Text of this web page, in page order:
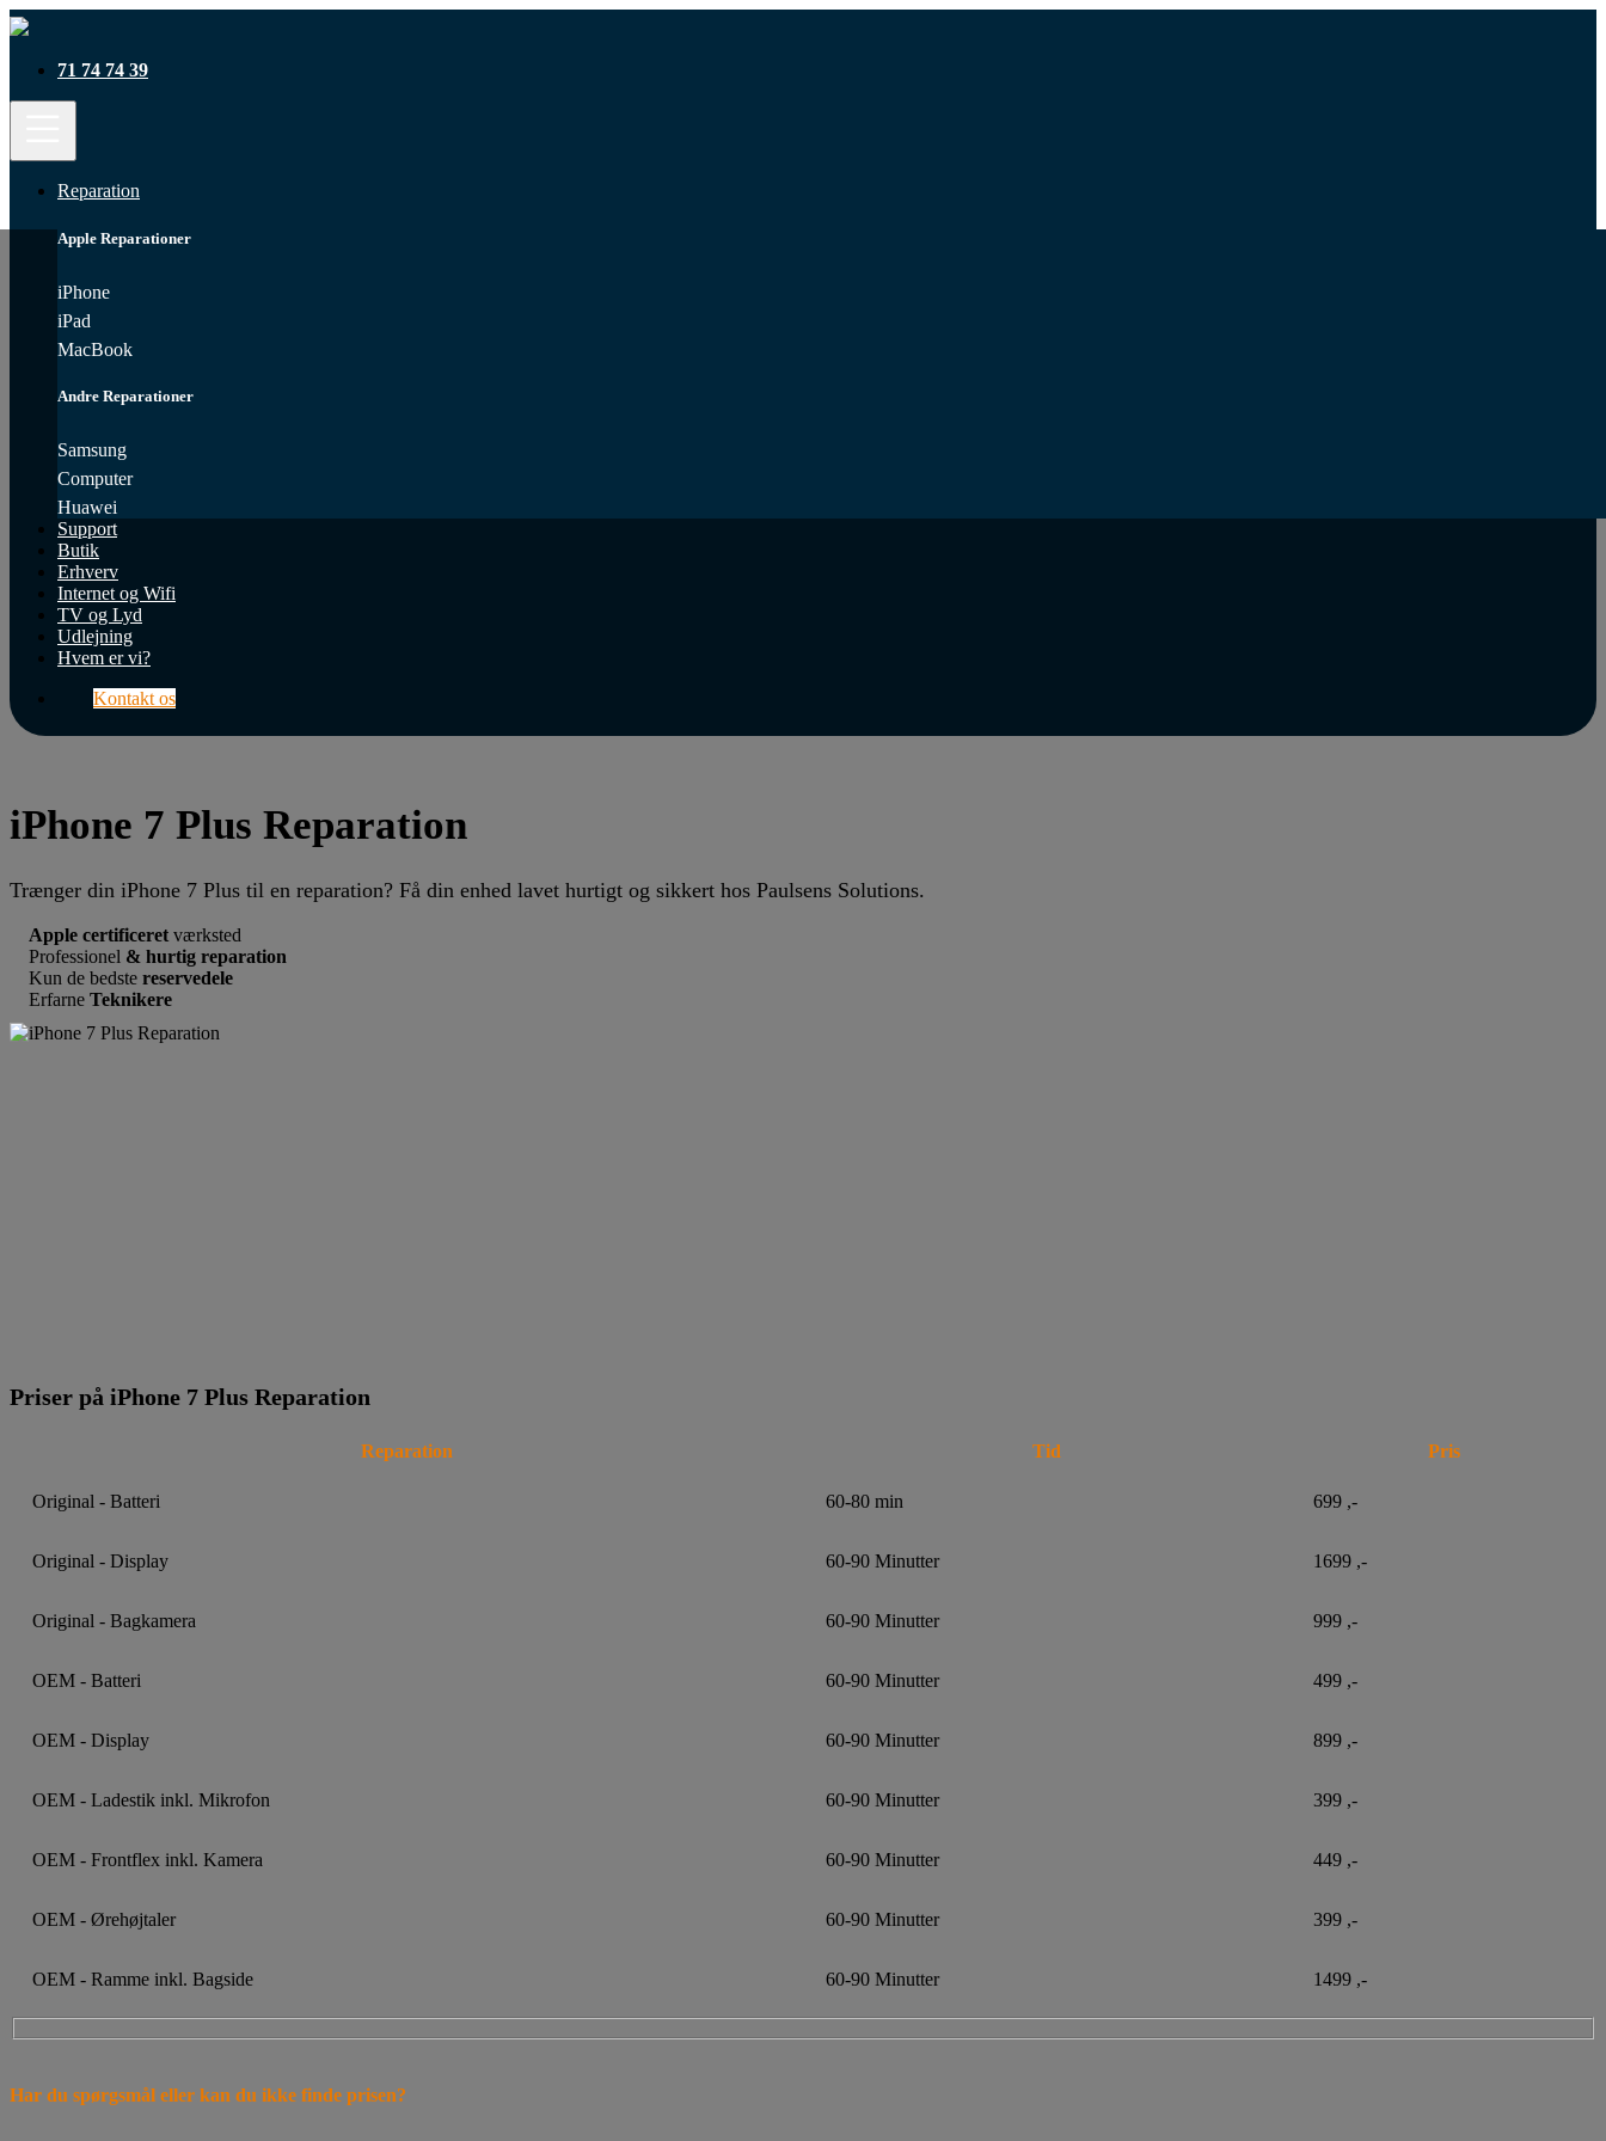
71 74 74 39
Reparation
Apple Reparationer
iPhone
iPad
MacBook
Andre Reparationer
Samsung
Computer
Huawei
Support
Butik
Erhverv
Internet og Wifi
TV og Lyd
Udlejning
Hvem er vi?
Kontakt os
iPhone 7 Plus Reparation
Trænger din iPhone 7 Plus til en reparation? Få din enhed lavet hurtigt og sikkert hos Paulsens Solutions.
Apple certificeret værksted
Professionel & hurtig reparation
Kun de bedste reservedele
Erfarne Teknikere
Priser på iPhone 7 Plus Reparation
Reparation Tid Pris
Original - Batteri 60-80 min 699 ,-
Original - Display 60-90 Minutter 1699 ,-
Original - Bagkamera 60-90 Minutter 999 ,-
OEM - Batteri 60-90 Minutter 499 ,-
OEM - Display 60-90 Minutter 899 ,-
OEM - Ladestik inkl. Mikrofon 60-90 Minutter 399 ,-
OEM - Frontflex inkl. Kamera 60-90 Minutter 449 ,-
OEM - Ørehøjtaler 60-90 Minutter 399 ,-
OEM - Ramme inkl. Bagside 60-90 Minutter 1499 ,-
Har du spørgsmål eller kan du ikke finde prisen?